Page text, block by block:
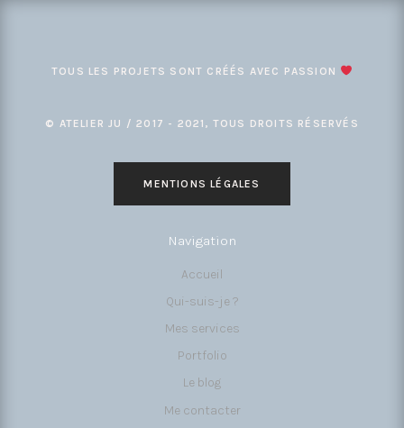
TOUS LES PROJETS SONT CRÉÉS AVEC PASSION
© ATELIER JU / 2017 - 2021, TOUS DROITS RÉSERVÉS
MENTIONS LÉGALES
Navigation
Accueil
Qui-suis-je ?
Mes services
Portfolio
Le blog
Me contacter